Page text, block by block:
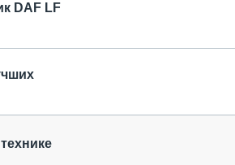
DAF LF